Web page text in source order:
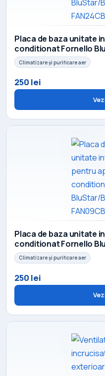
Placa de baza unitate
conditionat Fornello
Climatizare și purificare aer
250 lei
Placa de baza unitate
conditionat Fornello
Climatizare și purificare aer
250 lei